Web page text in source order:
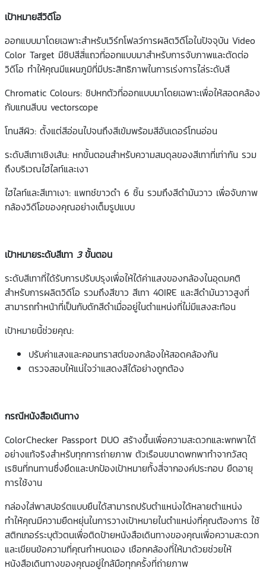
เป้าหมายสีวิดีโอ
ออกแบบมาโดยเฉพาะสำหรับเวิร์กโฟลว์การผลิตวิดีโอในปัจจุบัน Video
Color Target มีชิปสีสี่แถวที่ออกแบบมาสำหรับการจับภาพและตัดต่อ
วิดีโอ ทำให้คุณมีแผนภูมิที่มีประสิทธิภาพในการเร่งการไล่ระดับสี
Chromatic Colours: ชิปหกตัวที่ออกแบบมาโดยเฉพาะเพื่อให้สอดคล้อง
กับแกนสีบน vectorscope
โทนสีผิว: ตั้งแต่สีอ่อนไปจนถึงสีเข้มพร้อมสีอันเดอร์โทนอ่อน
ระดับสีเทาเชิงเส้น: หกขั้นตอนสำหรับความสมดุลของสีเทาที่เท่ากัน รวม
ถึงบริเวณไฮไลท์และเงา
ไฮไลท์และสีเทาเงา: แพทช์ขาวดำ 6 ชิ้น รวมถึงสีดำมันวาว เพื่อจับภาพ
กล้องวิดีโอของคุณอย่างเต็มรูปแบบ
เป้าหมายระดับสีเทา 3ขั้นตอน
ระดับสีเทาที่ได้รับการปรับปรุงเพื่อให้ได้ค่าแสงของกล้องในอุดมคติ
สำหรับการผลิตวิดีโอ รวมถึงสีขาว สีเทา 40IRE และสีดำมันวาวสูงที่
สามารถทำหน้าที่เป็นกับดักสีดำเมื่ออยู่ในตำแหน่งที่ไม่มีแสงสะท้อน
เป้าหมายนี้ช่วยคุณ:
ปรับค่าแสงและคอนทราสต์ของกล้องให้สอดคล้องกัน
ตรวจสอบให้แน่ใจว่าแสดงสีได้อย่างถูกต้อง
กรณีหนังสือเดินทาง
ColorChecker Passport DUO สร้างขึ้นเพื่อความสะดวกและพกพาได้
อย่างแท้จริงสำหรับทุกการถ่ายภาพ ตัวเรือนขนาดพกพาทำจากวัสดุ
เรซินที่ทนทานซึ่งยึดและปกป้องเป้าหมายทั้งสี่จากองค์ประกอบ ยืดอายุ
การใช้งาน
กล่องใส่พาสปอร์ตแบบยืนได้สามารถปรับตำแหน่งได้หลายตำแหน่ง
ทำให้คุณมีความยืดหยุ่นในการวางเป้าหมายในตำแหน่งที่คุณต้องการ ใช้
สติกเกอร์ระบุตัวตนเพื่อติดป้ายหนังสือเดินทางของคุณเพื่อความสะดวก
และเขียนข้อความที่คุณกำหนดเอง เชือกคล้องที่ให้มาด้วยช่วยให้
หนังสือเดินทางของคุณอยู่ใกล้มือทุกครั้งที่ถ่ายภาพ